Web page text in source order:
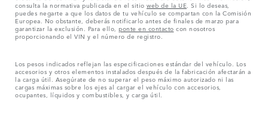
consulta la normativa publicada en el sitio web de la UE . Si lo deseas,
puedes negarte a que los datos de tu vehículo se compartan con la Comisión
Europea. No obstante, deberás notificarlo antes de finales de marzo para
garantizar la exclusión. Para ello, ponte en contacto con nosotros
proporcionando el VIN y el número de registro.
Los pesos indicados reflejan las especificaciones estándar del vehículo. Los
accesorios y otros elementos instalados después de la fabricación afectarán a
la carga útil. Asegúrate de no superar el peso máximo autorizado ni las
cargas máximas sobre los ejes al cargar el vehículo con accesorios,
ocupantes, líquidos y combustibles, y carga útil.